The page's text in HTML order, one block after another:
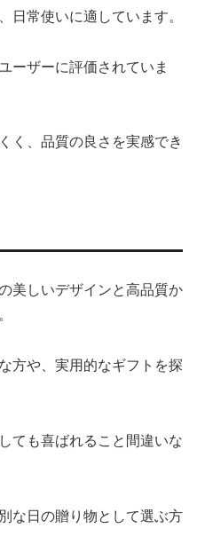
日常使いに適しています。
ーザーに評価されていま
く、品質の良さを実感でき
美しいデザインと高品質か
方や、実用的なギフトを探
ても喜ばれること間違いな
な日の贈り物として選ぶ方